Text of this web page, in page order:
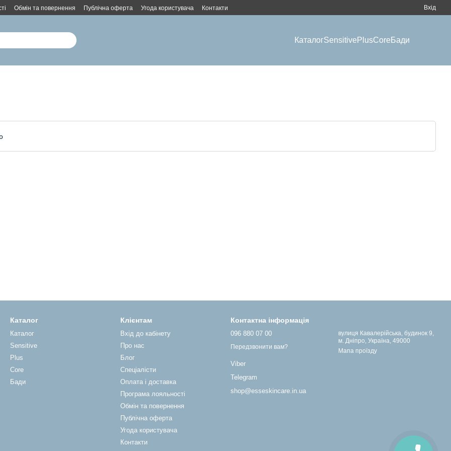
Обмін та повернення Публічна оферта Угода користувача Контакти Вхід
КаталогSensitive PlusCore Бади
Каталог
Каталог
Sensitive
Plus
Core
Бади
Клієнтам
Вхід до кабінету
Про нас
Блог
Спеціалісти
Оплата і доставка
Програма лояльності
Обмін та повернення
Публічна оферта
Угода користувача
Контакти
Контактна інформація
096 880 07 00
Передзвонити вам?
Viber
Telegram
shop@esseskincare.in.ua
вулиця Кавалерійська, будинок 9,
м. Дніпро, Україна, 49000
Мапа проїзду